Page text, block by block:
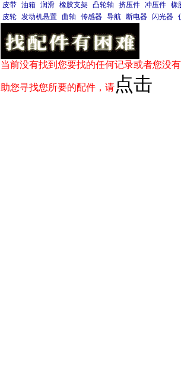
皮带 油箱 润滑 橡胶支架 凸轮轴 挤压件 冲压件 橡
皮轮 发动机悬置 曲轴 传感器 导航 断电器 闪光器
当前没有找到您要找的任何记录或者您没
助您寻找您所要的配件，请 点击